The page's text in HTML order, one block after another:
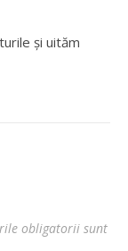
și uităm
obligatorii sunt